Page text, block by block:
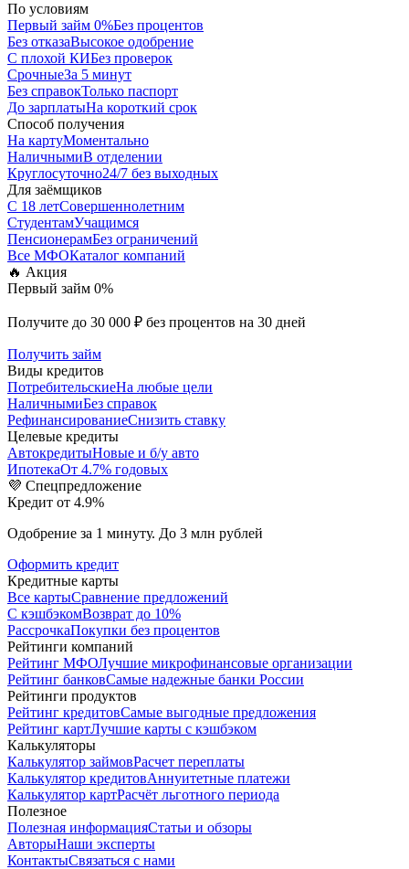
По условиям
Первый займ 0%Без процентов
Без отказаВысокое одобрение
С плохой КИБез проверок
СрочныеЗа 5 минут
Без справокТолько паспорт
До зарплатыНа короткий срок
Способ получения
На картуМоментально
НаличнымиВ отделении
Круглосуточно24/7 без выходных
Для заёмщиков
С 18 летСовершеннолетним
СтудентамУчащимся
ПенсионерамБез ограничений
Все МФОКаталог компаний
🔥 Акция
Первый займ 0%
Получите до 30 000 ₽ без процентов на 30 дней
Получить займ
Виды кредитов
ПотребительскиеНа любые цели
НаличнымиБез справок
РефинансированиеСнизить ставку
Целевые кредиты
АвтокредитыНовые и б/у авто
ИпотекаОт 4.7% годовых
💜 Спецпредложение
Кредит от 4.9%
Одобрение за 1 минуту. До 3 млн рублей
Оформить кредит
Кредитные карты
Все картыСравнение предложений
С кэшбэкомВозврат до 10%
РассрочкаПокупки без процентов
Рейтинги компаний
Рейтинг МФОЛучшие микрофинансовые организации
Рейтинг банковСамые надежные банки России
Рейтинги продуктов
Рейтинг кредитовСамые выгодные предложения
Рейтинг картЛучшие карты с кэшбэком
Калькуляторы
Калькулятор займовРасчет переплаты
Калькулятор кредитовАннуитетные платежи
Калькулятор картРасчёт льготного периода
Полезное
Полезная информацияСтатьи и обзоры
АвторыНаши эксперты
КонтактыСвязаться с нами